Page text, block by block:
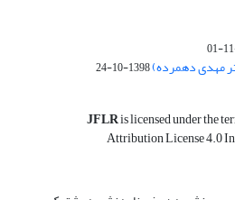
مهدی دهمرده)1398-10-24
JFLRis licensed under the
Attribution License 4.0